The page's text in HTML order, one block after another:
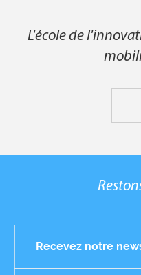
L'école de
Recevez notre